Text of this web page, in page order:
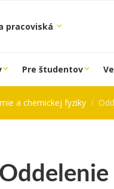
pracoviská
Pre študentov
a chemickej fyziky